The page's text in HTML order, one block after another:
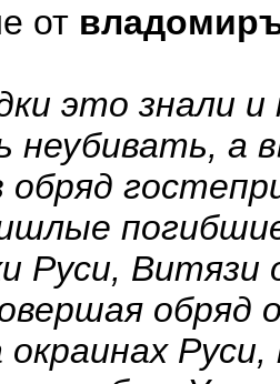
от
это знали
неубивать, а
обряд
Руси,
обряд
окраинах